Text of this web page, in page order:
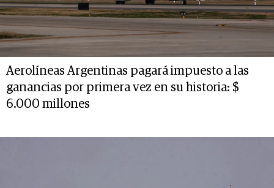
Aerolíneas Argentinas pagará impuesto a las
ganancias por primera vez en su historia: $
6.000 millones